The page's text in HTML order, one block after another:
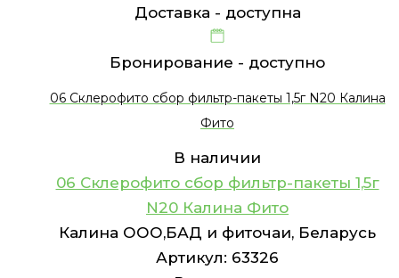
Доставка - доступна
Бронирование - доступно
06 Склерофито сбор фильтр-пакеты 1,5г N20 Калина
Фито
В наличии
06 Склерофито сбор фильтр-пакеты 1,5г
N20 Калина Фито
Калина ООО,БАД и фиточаи, Беларусь
Артикул: 63326